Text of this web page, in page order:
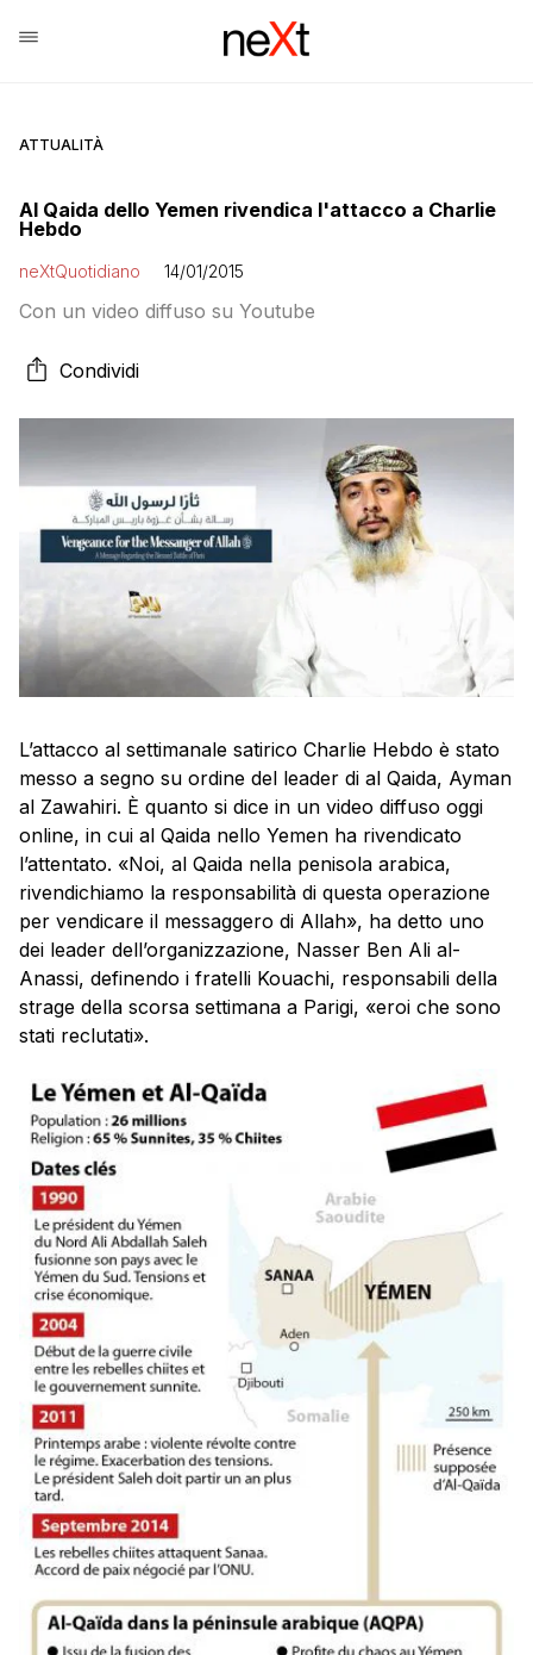
ATTUALITÀ
Al Qaida dello Yemen rivendica l'attacco a Charlie
Hebdo
neXtQuotidiano 14/01/2015
Con un video diffuso su Youtube
Condividi
L’attacco al settimanale satirico Charlie Hebdo è stato
messo a segno su ordine del leader di al Qaida, Ayman
al Zawahiri. È quanto si dice in un video diffuso oggi
online, in cui al Qaida nello Yemen ha rivendicato
l’attentato. «Noi, al Qaida nella penisola arabica,
rivendichiamo la responsabilità di questa operazione
per vendicare il messaggero di Allah», ha detto uno
dei leader dell’organizzazione, Nasser Ben Ali al-
Anassi, definendo i fratelli Kouachi, responsabili della
strage della scorsa settimana a Parigi, «eroi che sono
stati reclutati».